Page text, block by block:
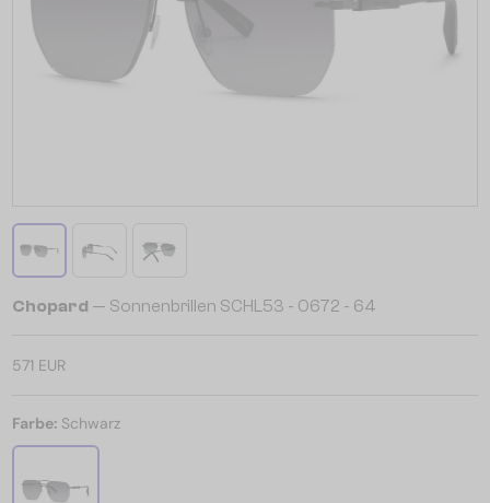
Chopard — Sonnenbrillen SCHL53 - 0672 - 64
571 EUR
Farbe: Schwarz